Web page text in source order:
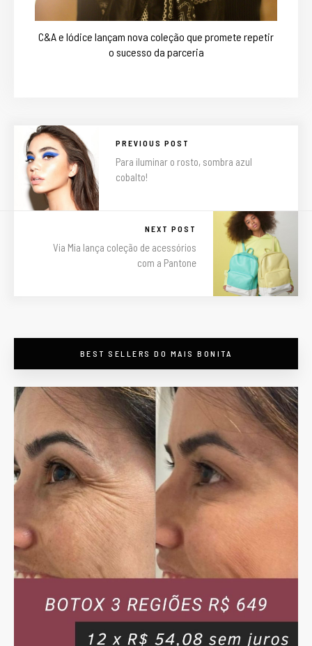
C&A e Iódice lançam nova coleção que promete repetir
o sucesso da parceria
PREVIOUS POST
Para iluminar o rosto, sombra azul
cobalto!
NEXT POST
Via Mia lança coleção de acessórios
com a Pantone
BEST SELLERS DO MAIS BONITA
maisbonitapormenos
preços válidos só pelo
nosso site/app -
Botox, Preenchimento,
Bioestimuladores,
Massagens e
Drenagens e +